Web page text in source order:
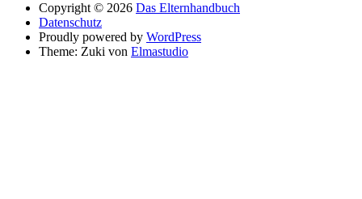
Copyright © 2026 Das Elternhandbuch
Datenschutz
Proudly powered by WordPress
Theme: Zuki von Elmastudio